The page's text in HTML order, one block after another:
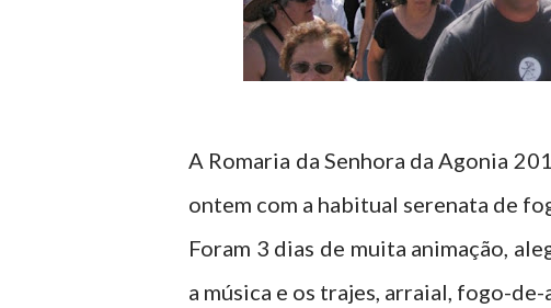
A Romaria da Senhora da Agonia
ontem com a habitual serenata de
Foram 3 dias de muita animação,
a música e os trajes, arraial, fogo-